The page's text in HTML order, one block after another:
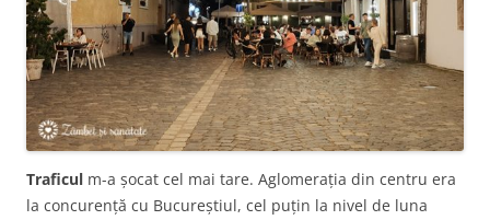
Traficul m-a șocat cel mai tare. Aglomerația din centru era
la concurență cu Bucureștiul, cel puțin la nivel de luna